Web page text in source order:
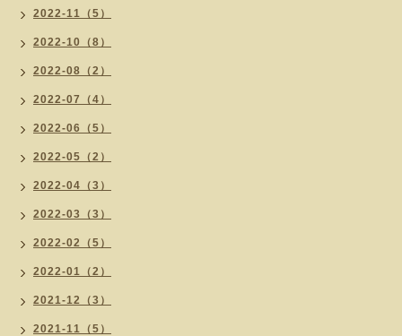
2022-11（5）
2022-10（8）
2022-08（2）
2022-07（4）
2022-06（5）
2022-05（2）
2022-04（3）
2022-03（3）
2022-02（5）
2022-01（2）
2021-12（3）
2021-11（5）